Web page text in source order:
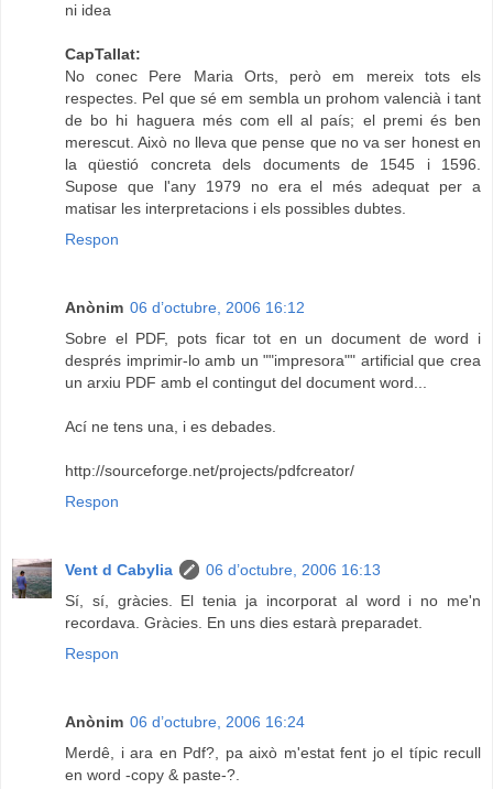
ni idea
CapTallat:
No conec Pere Maria Orts, però em mereix tots els
respectes. Pel que sé em sembla un prohom valencià i tant
de bo hi haguera més com ell al país; el premi és ben
merescut. Això no lleva que pense que no va ser honest en
la qüestió concreta dels documents de 1545 i 1596.
Supose que l'any 1979 no era el més adequat per a
matisar les interpretacions i els possibles dubtes.
Respon
Anònim 06 d’octubre, 2006 16:12
Sobre el PDF, pots ficar tot en un document de word i
després imprimir-lo amb un ""impresora"" artificial que crea
un arxiu PDF amb el contingut del document word...
Ací ne tens una, i es debades.
http://sourceforge.net/projects/pdfcreator/
Respon
Vent d Cabylia
06 d’octubre, 2006 16:13
Sí, sí, gràcies. El tenia ja incorporat al word i no me'n
recordava. Gràcies. En uns dies estarà preparadet.
Respon
Anònim 06 d’octubre, 2006 16:24
Merdê, i ara en Pdf?, pa això m'estat fent jo el típic recull
en word -copy & paste-?.